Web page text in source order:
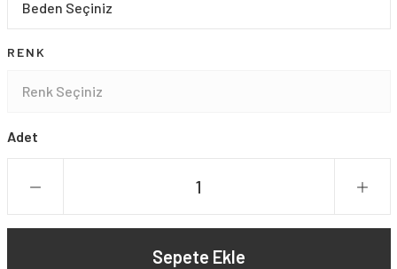
RENK
Adet
Sepete Ekle